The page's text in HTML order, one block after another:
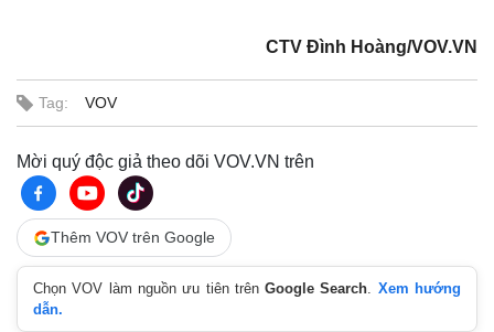
CTV Đình Hoàng/VOV.VN
Tag: VOV
Mời quý độc giả theo dõi VOV.VN trên
Thêm VOV trên Google
Chọn VOV làm nguồn ưu tiên trênGoogle Search. Xem hướng
dẫn.